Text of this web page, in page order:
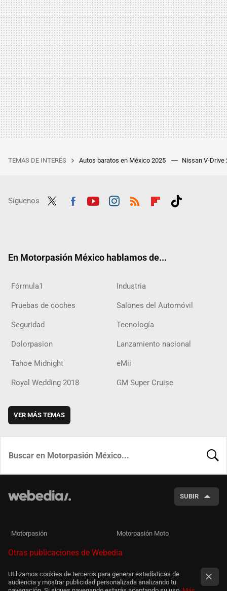
TEMAS DE INTERÉS Autos baratos en México 2025 Nissan V-Drive
Síguenos
En Motorpasión México hablamos de...
Fórmula1 Industria
Pruebas de coches Salones del Automóvil
Seguridad Tecnología
Dolorpasion Lanzamiento nacional
Tahoe Midnight eMii
Royal Wedding 2018 GM Super Cruise
VER MÁS TEMAS
SUBIR
Motorpasión Motorpasión Moto
Otras publicaciones de Webedia
Utilizamos cookies de terceros para generar estadísticas de
audiencia y mostrar publicidad personalizada analizando tu